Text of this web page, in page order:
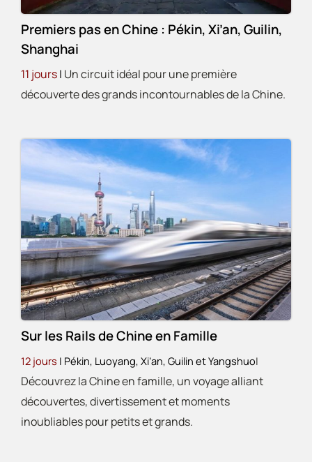
Premiers pas en Chine : Pékin, Xi’an, Guilin,
Shanghai
11 jours| Un circuit idéal pour une première
découverte des grands incontournables de la Chine.
Sur les Rails de Chine en Famille
12 jours | Pékin, Luoyang, Xi’an, Guilin et Yangshuo|
Découvrez la Chine en famille, un voyage alliant
découvertes, divertissement et moments
inoubliables pour petits et grands.